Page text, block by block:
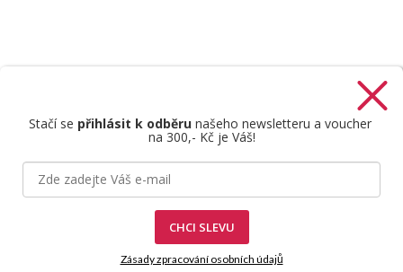
Stačí se přihlásit k odběrunašeho newsletteru a voucher
na 300,- Kč je Váš!
CHCI SLEVU
Zásady zpracování osobních údajů